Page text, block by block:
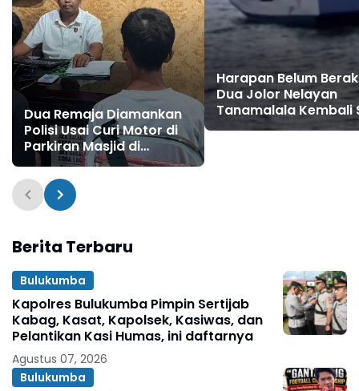
Dua Remaja Diamankan
Polisi Usai Curi Motor di
Parkiran Masjid di
Bulukumba
Harapan Belum
Dua Jolor Nelayan
Tanamalala Kembali
Laut Cari Korban KLM
Berita Terbaru
Bulukumba
Kapolres Bulukumba Pimpin Sertijab
Kabag, Kasat, Kapolsek, Kasiwas, dan
Pelantikan Kasi Humas, ini daftarnya
Agustus 07, 2026
Bulukumba